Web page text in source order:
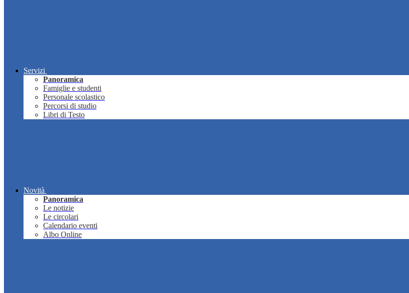
Servizi
Panoramica
Famiglie e studenti
Personale scolastico
Percorsi di studio
Libri di Testo
Novità
Panoramica
Le notizie
Le circolari
Calendario eventi
Albo Online